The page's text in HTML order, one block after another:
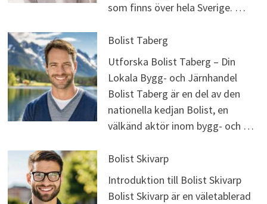
som finns över hela Sverige. …
Bolist Taberg
Utforska Bolist Taberg – Din
Lokala Bygg- och Järnhandel
Bolist Taberg är en del av den
nationella kedjan Bolist, en
välkänd aktör inom bygg- och …
Bolist Skivarp
Introduktion till Bolist Skivarp
Bolist Skivarp är en väletablerad